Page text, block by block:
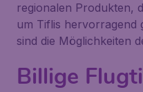
regionalen Produkten,
um Tiflis hervorragend
sind die Möglichkeiten
Billige